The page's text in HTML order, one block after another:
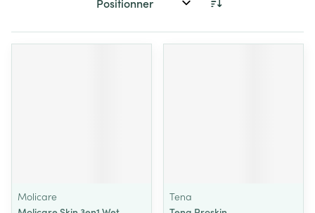
Trier par:
Molicare
Tena